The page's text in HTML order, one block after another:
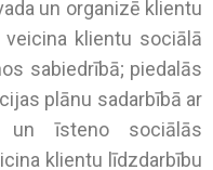
un organizē klientu
klientu sociālā
sabiedrībā; piedalās
plānu sadarbībā ar
un īsteno sociālās
klientu līdzdarbību